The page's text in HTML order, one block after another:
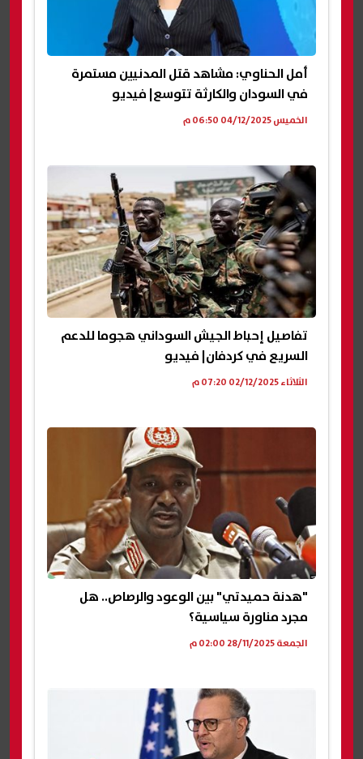
أمل الحناوي: مشاهد قتل المدنيين مستمرة
في السودان والكارثة تتوسع| فيديو
الخميس 04/12/2025 06:50 م
تفاصيل إحباط الجيش السوداني هجوما للدعم
السريع في كردفان| فيديو
الثلاثاء 02/12/2025 07:20 م
"هدنة حميدتي" بين الوعود والرصاص.. هل
مجرد مناورة سياسية؟
الجمعة 28/11/2025 02:00 م